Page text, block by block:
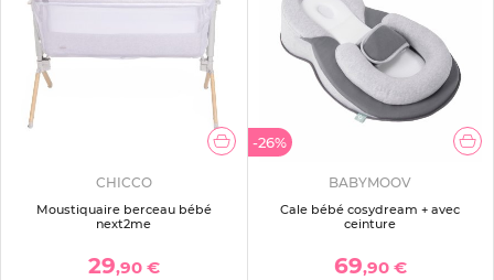
CHICCO
Moustiquaire berceau bébé
next2me
29,90 €
-26%
BABYMOOV
Cale bébé cosydream + avec
ceinture
69,90 €